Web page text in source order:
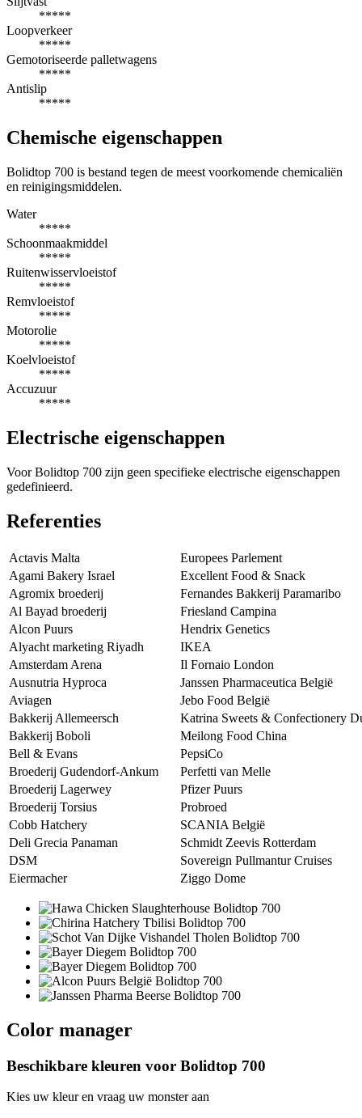
*****
Loopverkeer
*****
Gemotoriseerde palletwagens
*****
Antislip
*****
Chemische eigenschappen
Bolidtop 700 is bestand tegen de meest voorkomende chemicaliën
en reinigingsmiddelen.
Water
*****
Schoonmaakmiddel
*****
Ruitenwisservloeistof
*****
Remvloeistof
*****
Motorolie
*****
Koelvloeistof
*****
Accuzuur
*****
Electrische eigenschappen
Voor Bolidtop 700 zijn geen specifieke electrische eigenschappen
gedefinieerd.
Referenties
Actavis Malta
Europees Parlement
Agami Bakery Israel
Excellent Food & Snack
Agromix broederij
Fernandes Bakkerij Paramaribo
Al Bayad broederij
Friesland Campina
Alcon Puurs
Hendrix Genetics
Alyacht marketing Riyadh
IKEA
Amsterdam Arena
Il Fornaio London
Ausnutria Hyproca
Janssen Pharmaceutica België
Aviagen
Jebo Food België
Bakkerij Allemeersch
Katrina Sweets & Confectionery
Bakkerij Boboli
Meilong Food China
Bell & Evans
PepsiCo
Broederij Gudendorf-Ankum
Perfetti van Melle
Broederij Lagerwey
Pfizer Puurs
Broederij Torsius
Probroed
Cobb Hatchery
SCANIA België
Deli Grecia Panaman
Schmidt Zeevis Rotterdam
DSM
Sovereign Pullmantur Cruises
Eiermacher
Ziggo Dome
Color manager
Beschikbare kleuren voor Bolidtop 700
Kies uw kleur en vraag uw monster aan